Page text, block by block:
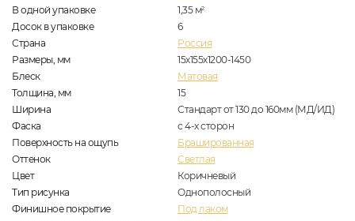
В одной упаковке
1,35 м2
Досок в упаковке
6
Страна
Россия
Размеры, мм
15х155х1200-1450
Блеск
Матовая
Толщина, мм
15
Ширина
Стандарт от 130 до 160мм (МД/ИД)
Фаска
с 4-х сторон
Поверхность на ощупь
Брашированная
Оттенок
Светлая
Цвет
Коричневый
Тип рисунка
Однополосный
Финишное покрытие
Под лаком